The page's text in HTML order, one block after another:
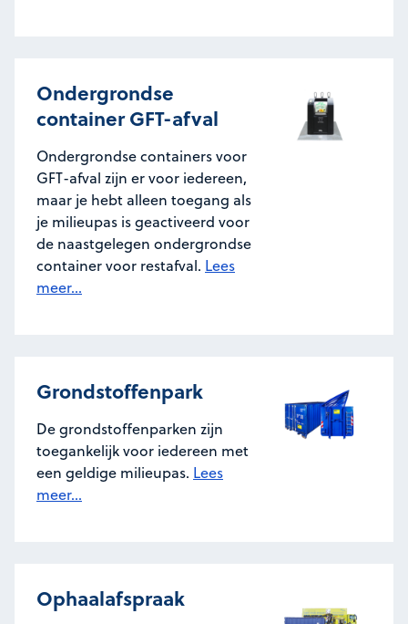
Ondergrondse
container GFT-afval
Ondergrondse containers voor
GFT-afval zijn er voor iedereen,
maar je hebt alleen toegang als
je milieupas is geactiveerd voor
de naastgelegen ondergrondse
container voor restafval. Lees
meer...
Grondstoffenpark
De grondstoffenparken zijn
toegankelijk voor iedereen met
een geldige milieupas. Lees
meer...
Ophaalafspraak